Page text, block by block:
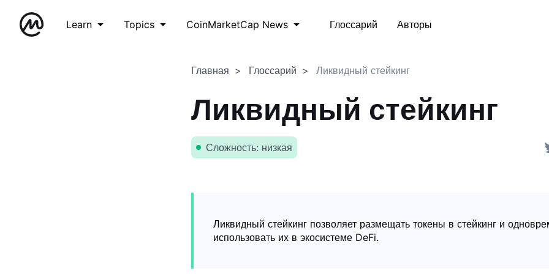
Learn Topics CoinMarketCap News Глоссарий Авторы
Главная Глоссарий Ликвидный стейкинг
Ликвидный стейкинг
Сложность: низкая
Ликвидный стейкинг позволяет размещать токены в стейкинг и
использовать их в экосистеме DeFi.